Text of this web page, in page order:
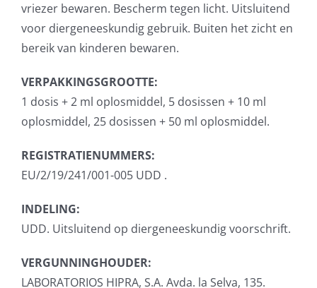
vriezer bewaren. Bescherm tegen licht. Uitsluitend
voor diergeneeskundig gebruik. Buiten het zicht en
bereik van kinderen bewaren.
VERPAKKINGSGROOTTE:
1 dosis + 2 ml oplosmiddel, 5 dosissen + 10 ml
oplosmiddel, 25 dosissen + 50 ml oplosmiddel.
REGISTRATIENUMMERS:
EU/2/19/241/001-005 UDD .
INDELING:
UDD. Uitsluitend op diergeneeskundig voorschrift.
VERGUNNINGHOUDER:
LABORATORIOS HIPRA, S.A. Avda. la Selva, 135.